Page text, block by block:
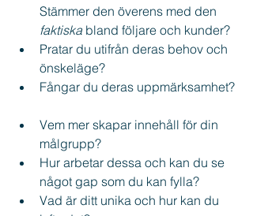
Stämmer den överens med den
faktiska bland följare och kunder?
Pratar du utifrån deras behov och
önskeläge?
Fångar du deras uppmärksamhet?
Vem mer skapar innehåll för din
målgrupp?
Hur arbetar dessa och kan du se
något gap som du kan fylla?
Vad är ditt unika och hur kan du